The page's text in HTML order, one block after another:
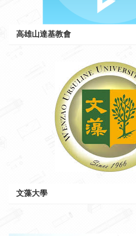
高雄山達基教會
文藻大學